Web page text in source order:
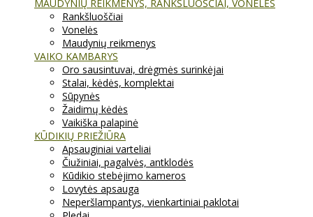
MAUDYNIŲ REIKMENYS, RANKŠLUOŠČIAI, VONELĖS
Rankšluoščiai
Vonelės
Maudynių reikmenys
VAIKO KAMBARYS
Oro sausintuvai, drėgmės surinkėjai
Stalai, kėdės, komplektai
Sūpynės
Žaidimų kėdės
Vaikiška palapinė
KŪDIKIŲ PRIEŽIŪRA
Apsauginiai varteliai
Čiužiniai, pagalvės, antklodės
Kūdikio stebėjimo kameros
Lovytės apsauga
Neperšlampantys, vienkartiniai paklotai